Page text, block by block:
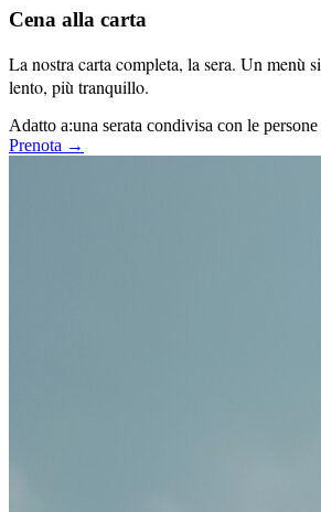
Cena alla carta
La nostra carta completa, la sera. Un menù
lento, più tranquillo.
Adatto a:una serata condivisa con le
Prenota →